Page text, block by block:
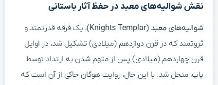
نقش شوالیه‌های معبد در حفظ آثار باستانی
شوالیه‌های معبد (Knights Templar)
، یک فرقه قدرتمند و
ثروتمند که در قرن دوازدهم (میلادی) تشکیل شد، در اوایل
قرن چهاردهم (میلادی) پس از متهم شدن به ارتداد توسط
پاپ، منحل شد. با این حال، روایت هوگان حاکی از آن است که